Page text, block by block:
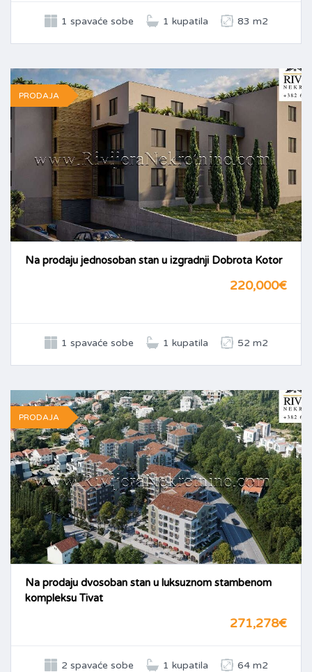
1 spavaće sobe 1 kupatila 83 m2
PRODAJA
Na prodaju jednosoban stan u izgradnji Dobrota Kotor
220,000€
1 spavaće sobe 1 kupatila 52 m2
PRODAJA
Na prodaju dvosoban stan u luksuznom stambenom
kompleksu Tivat
271,278€
2 spavaće sobe 1 kupatila 64 m2